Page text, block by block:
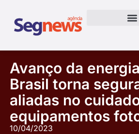
Avanço da
Brasil torna
aliadas no
equipamentos
10/04/2023